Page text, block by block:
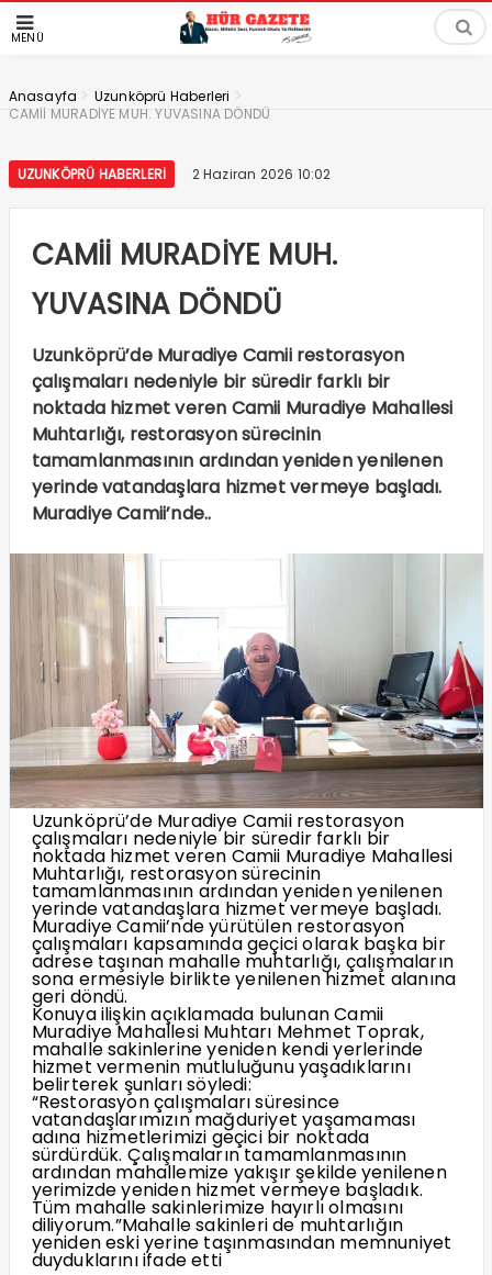
MENÜ
Anasayfa > Uzunköprü Haberleri >
CAMİİ MURADİYE MUH. YUVASINA DÖNDÜ
UZUNKÖPRÜ HABERLERI 2 Haziran 2026 10:02
CAMİİ MURADİYE MUH.
YUVASINA DÖNDÜ
Uzunköprü’de Muradiye Camii restorasyon
çalışmaları nedeniyle bir süredir farklı bir
noktada hizmet veren Camii Muradiye Mahallesi
Muhtarlığı, restorasyon sürecinin
tamamlanmasının ardından yeniden yenilenen
yerinde vatandaşlara hizmet vermeye başladı.
Muradiye Camii’nde..
Uzunköprü’de Muradiye Camii restorasyon
çalışmaları nedeniyle bir süredir farklı bir
noktada hizmet veren Camii Muradiye Mahallesi
Muhtarlığı, restorasyon sürecinin
tamamlanmasının ardından yeniden yenilenen
yerinde vatandaşlara hizmet vermeye başladı.
Muradiye Camii’nde yürütülen restorasyon
çalışmaları kapsamında geçici olarak başka bir
adrese taşınan mahalle muhtarlığı, çalışmaların
sona ermesiyle birlikte yenilenen hizmet alanına
geri döndü.
Konuya ilişkin açıklamada bulunan Camii
Muradiye Mahallesi Muhtarı Mehmet Toprak,
mahalle sakinlerine yeniden kendi yerlerinde
hizmet vermenin mutluluğunu yaşadıklarını
belirterek şunları söyledi:
“Restorasyon çalışmaları süresince
vatandaşlarımızın mağduriyet yaşamaması
adına hizmetlerimizi geçici bir noktada
sürdürdük. Çalışmaların tamamlanmasının
ardından mahallemize yakışır şekilde yenilenen
yerimizde yeniden hizmet vermeye başladık.
Tüm mahalle sakinlerimize hayırlı olmasını
diliyorum.”Mahalle sakinleri de muhtarlığın
yeniden eski yerine taşınmasından memnuniyet
duyduklarını ifade etti